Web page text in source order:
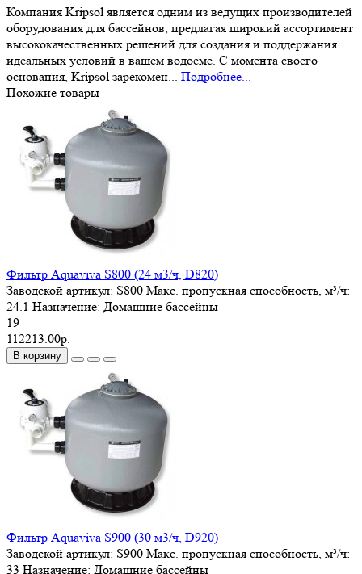
Компания Kripsol является одним из ведущих производителей
оборудования для бассейнов, предлагая широкий ассортимент
высококачественных решений для создания и поддержания
идеальных условий в вашем водоеме. С момента своего
основания, Kripsol зарекомен... Подробнее...
Похожие товары
Фильтр Aquaviva S800 (24 м3/ч, D820)
Заводской артикул: S800 Макс. пропускная способность, м³/ч:
24.1 Назначение: Домашние бассейны
19
112213.00р.
В корзину
Фильтр Aquaviva S900 (30 м3/ч, D920)
Заводской артикул: S900 Макс. пропускная способность, м³/ч:
33 Назначение: Домашние бассейны